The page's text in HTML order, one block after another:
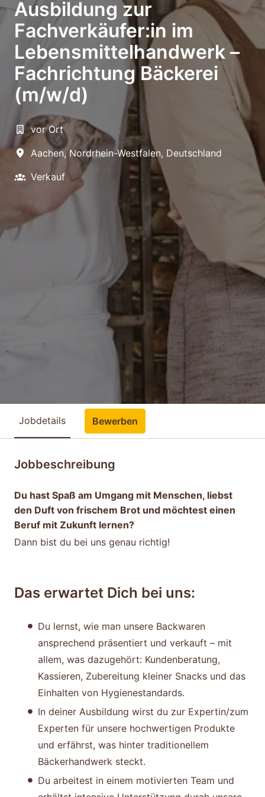
Ausbildung zur
Fachverkäufer:in im
Lebensmittelhandwerk –
Fachrichtung Bäckerei
(m/w/d)
vor Ort
Aachen, Nordrhein-Westfalen, Deutschland
Verkauf
Jobdetails Bewerben
Jobbeschreibung
Du hast Spaß am Umgang mit Menschen, liebst
den Duft von frischem Brot und möchtest einen
Beruf mit Zukunft lernen?
Dann bist du bei uns genau richtig!
Das erwartet Dich bei uns:
Du lernst, wie man unsere Backwaren
ansprechend präsentiert und verkauft – mit
allem, was dazugehört: Kundenberatung,
Kassieren, Zubereitung kleiner Snacks und das
Einhalten von Hygienestandards.
In deiner Ausbildung wirst du zur Expertin/zum
Experten für unsere hochwertigen Produkte
und erfährst, was hinter traditionellem
Bäckerhandwerk steckt.
Du arbeitest in einem motivierten Team und